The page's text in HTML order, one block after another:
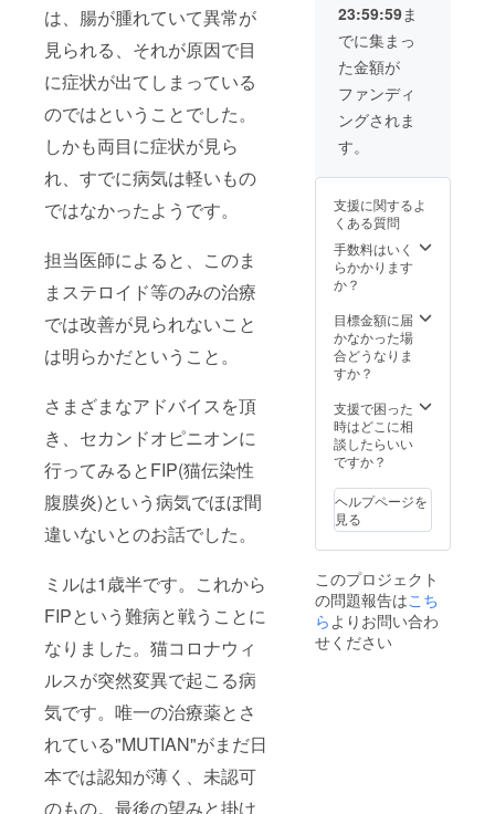
は、腸が腫れていて異常が
見られる、それが原因で目
に症状が出てしまっている
のではということでした。
しかも両目に症状が見ら
れ、すでに病気は軽いもの
ではなかったようです。
担当医師によると、このま
まステロイド等のみの治療
では改善が見られないこと
は明らかだということ。
さまざまなアドバイスを頂
き、セカンドオピニオンに
行ってみるとFIP(猫伝染性
腹膜炎)という病気でほぼ間
違いないとのお話でした。
ミルは1歳半です。これから
FIPという難病と戦うことに
なりました。猫コロナウィ
ルスが突然変異で起こる病
気です。唯一の治療薬とさ
れている"MUTIAN"がまだ日
本では認知が薄く、未認可
のもの。最後の望みと掛け
23:59:59ま
でに集まっ
た金額が
ファンディ
ングされま
す。
支援に関するよ
くある質問
手数料はいく
らかかります
か？
目標金額に届
かなかった場
合どうなりま
すか？
支援で困った
時はどこに相
談したらいい
ですか？
ヘルプページを
見る
このプロジェクト
の問題報告はこち
ら よりお問い合わ
せください